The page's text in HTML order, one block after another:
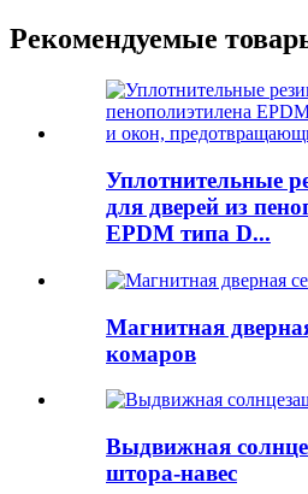
Рекомендуемые
Уплотнительные
для дверей из
EPDM типа D...
Магнитная
комаров
Выдвижная
штора-навес